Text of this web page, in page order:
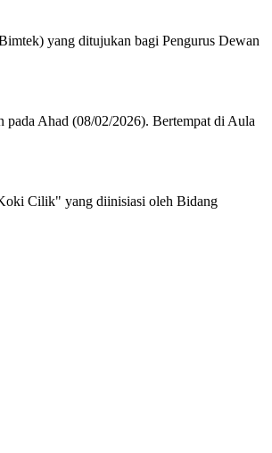
yang ditujukan bagi Pengurus Dewan
Ahad (08/02/2026). Bertempat di Aula
Cilik" yang diinisiasi oleh Bidang